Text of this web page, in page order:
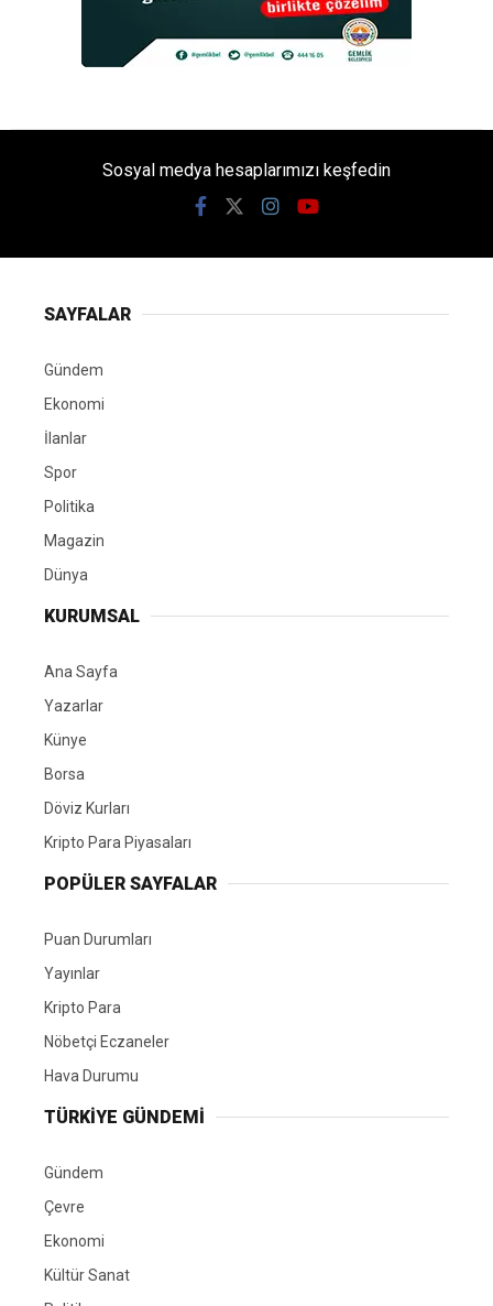
Sosyal medya hesaplarımızı keşfedin
SAYFALAR
Gündem
Ekonomi
İlanlar
Spor
Politika
Magazin
Dünya
KURUMSAL
Ana Sayfa
Yazarlar
Künye
Borsa
Döviz Kurları
Kripto Para Piyasaları
POPÜLER SAYFALAR
Puan Durumları
Yayınlar
Kripto Para
Nöbetçi Eczaneler
Hava Durumu
TÜRKIYE GÜNDEMI
Gündem
Çevre
Ekonomi
Kültür Sanat